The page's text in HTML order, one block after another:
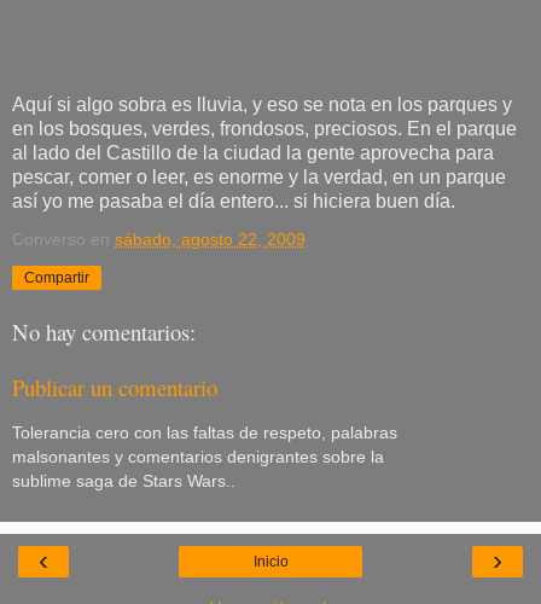
Aquí si algo sobra es lluvia, y eso se nota en los parques y
en los bosques, verdes, frondosos, preciosos. En el parque
al lado del Castillo de la ciudad la gente aprovecha para
pescar, comer o leer, es enorme y la verdad, en un parque
así yo me pasaba el día entero... si hiciera buen día.
Converso en sábado, agosto 22, 2009
Compartir
No hay comentarios:
Publicar un comentario
Tolerancia cero con las faltas de respeto, palabras
malsonantes y comentarios denigrantes sobre la
sublime saga de Stars Wars..
‹ ›
Inicio